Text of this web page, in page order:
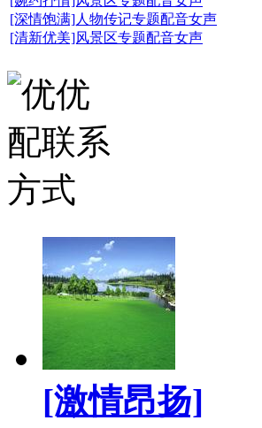
[深情饱满]人物传记专题配音女声
[清新优美]风景区专题配音女声
[激情昂扬]